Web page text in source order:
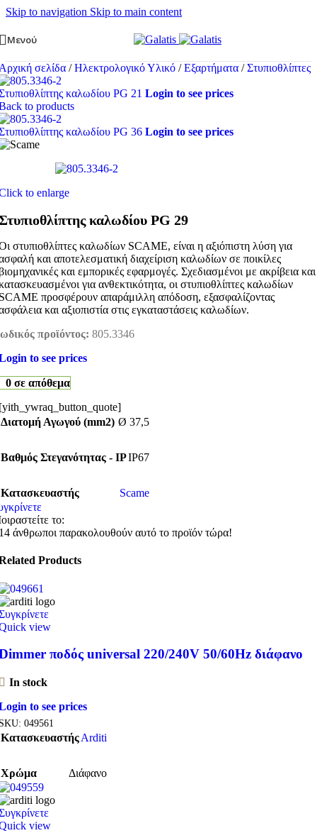
Skip to navigation Skip to main content
Μενού
σελίδα / Ηλεκτρολογικό Υλικό / Εξαρτήματα / Στυπιοθλίπτες
καλωδίου PG 21 Login to see prices
to products
καλωδίου PG 36 Login to see prices
to enlarge
καλωδίου PG 29
στυπιοθλίπτες καλωδίων SCAME, είναι η αξιόπιστη λύση για
και αποτελεσματική διαχείριση καλωδίων σε ποικίλες
και εμπορικές εφαρμογές. Σχεδιασμένοι με ακρίβεια και
για ανθεκτικότητα, οι στυπιοθλίπτες καλωδίων
προσφέρουν απαράμιλλη απόδοση, εξασφαλίζοντας
και αξιοπιστία στις εγκαταστάσεις καλωδίων.
προϊόντος: 805.3346
to see prices
0 σε απόθεμα
Διατομή Αγωγού (mm2) Ø 37,5
Βαθμός Στεγανότητας - IPIP67
Κατασκευαστής
Scame
το:
άνθρωποι παρακολουθούν αυτό το προϊόν τώρα!
Products
view
ποδός universal 220/240V 50/60Hz διάφανο
In stock
to see prices
049561
ΚατασκευαστήςArditi
Χρώμα Διάφανο
view